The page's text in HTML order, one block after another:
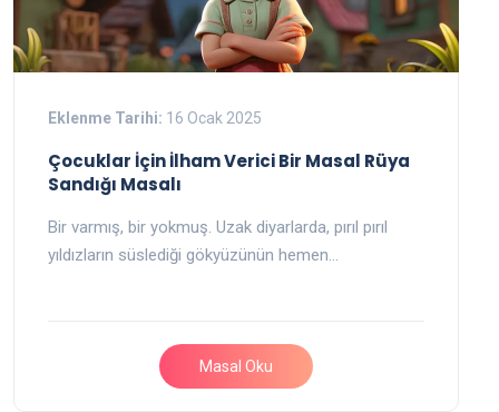
Eklenme Tarihi: 16 Ocak 2025
Çocuklar İçin İlham Verici Bir Masal Rüya
Sandığı Masalı
Bir varmış, bir yokmuş. Uzak diyarlarda, pırıl pırıl
yıldızların süslediği gökyüzünün hemen…
Masal Oku